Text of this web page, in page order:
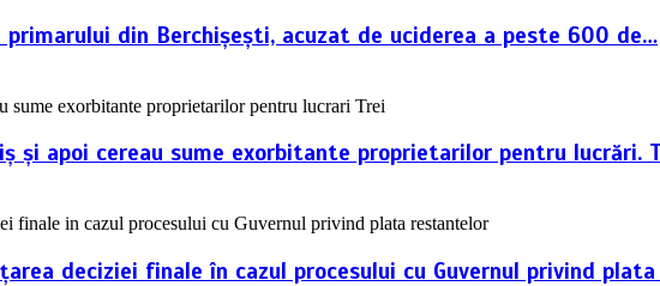
primarului din Berchișești, acuzat de uciderea a peste 600 de…
și apoi cereau sume exorbitante proprietarilor pentru lucrări.
deciziei finale în cazul procesului cu Guvernul privind